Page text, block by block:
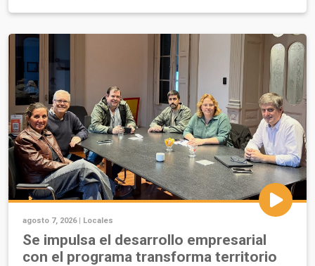
agosto 7, 2026 | Locales
Se impulsa el desarrollo empresarial
con el programa transforma territorio